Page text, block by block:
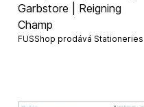
Garbstore | Reigning
Champ
FUSShop prodává Stationeries